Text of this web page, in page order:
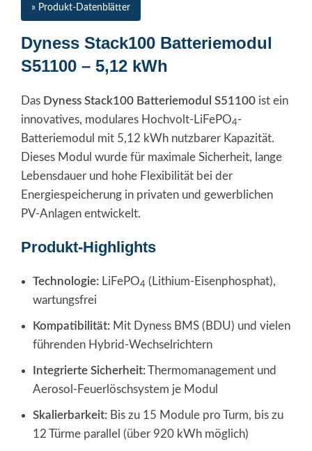
» Produkt-Datenblätter
Dyness Stack100 Batteriemodul
S51100 – 5,12 kWh
Das Dyness Stack100 Batteriemodul S51100 ist ein
innovatives, modulares Hochvolt-LiFePO4-
Batteriemodul mit 5,12 kWh nutzbarer Kapazität.
Dieses Modul wurde für maximale Sicherheit, lange
Lebensdauer und hohe Flexibilität bei der
Energiespeicherung in privaten und gewerblichen
PV-Anlagen entwickelt.
Produkt-Highlights
Technologie: LiFePO4 (Lithium-Eisenphosphat),
wartungsfrei
Kompatibilität: Mit Dyness BMS (BDU) und vielen
führenden Hybrid-Wechselrichtern
Integrierte Sicherheit:Thermomanagement und
Aerosol-Feuerlöschsystem je Modul
Skalierbarkeit: Bis zu 15 Module pro Turm, bis zu
12 Türme parallel (über 920 kWh möglich)